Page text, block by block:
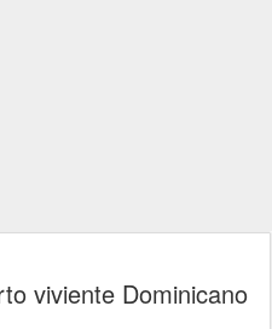
viviente Dominicano